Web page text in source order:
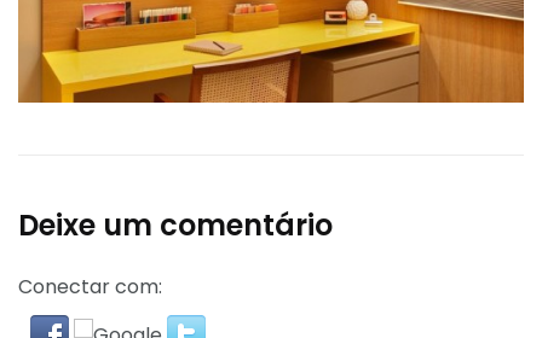
Deixe um comentário
Conectar com: